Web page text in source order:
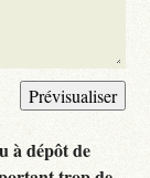
à dépôt de